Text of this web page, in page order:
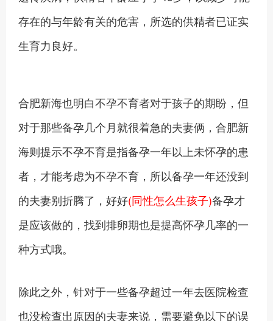
存在的与年龄有关的危害，所选的供精者已证实
生育力良好。
合肥新海也明白不孕不育者对于孩子的期盼，但
对于那些备孕几个月就很着急的夫妻俩，合肥新
海则提示不孕不育是指备孕一年以上未怀孕的患
者，才能考虑为不孕不育，所以备孕一年还没到
的夫妻别折腾了，好好(同性怎么生孩子)备孕才
是应该做的，找到排卵期也是提高怀孕几率的一
种方式哦。
除此之外，针对于一些备孕超过一年去医院检查
也没检查出原因的夫妻来说，需要避免以下的误